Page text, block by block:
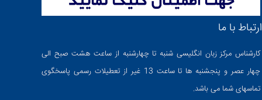
ارتباط با ما
کارشناس مرکز زبان انگلیسی شنبه تا چهارشنبه از ساعت هشت صبح الی
چهار عصر و پنجشنبه ها تا ساعت 13 غیر از تعطیلات رسمی پاسخگوی
تماسهای شما می باشد.